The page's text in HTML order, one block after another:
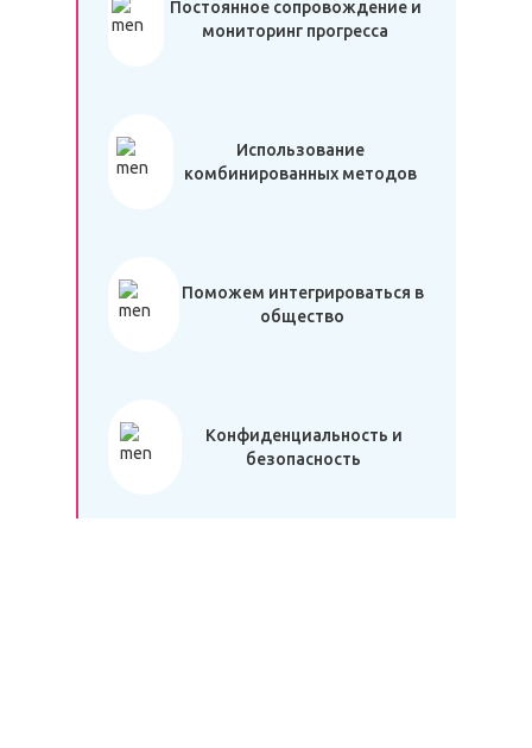
Постоянное сопровождение и
мониторинг прогресса
Использование
комбинированных методов
Поможем интегрироваться в
общество
Конфиденциальность и
безопасность